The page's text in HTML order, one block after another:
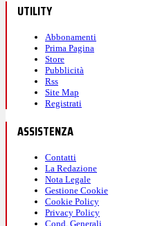
UTILITY
Abbonamenti
Prima Pagina
Store
Pubblicità
Rss
Site Map
Registrati
ASSISTENZA
Contatti
La Redazione
Nota Legale
Gestione Cookie
Cookie Policy
Privacy Policy
Cond. Generali